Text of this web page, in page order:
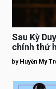
Sau Kỳ
chính thứ
by Huyền My